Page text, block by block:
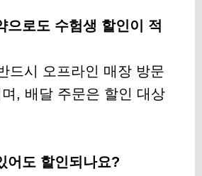
으로도 수험생 할인이 적
드시 오프라인 매장 방문
, 배달 주문은 할인 대상
어도 할인되나요?